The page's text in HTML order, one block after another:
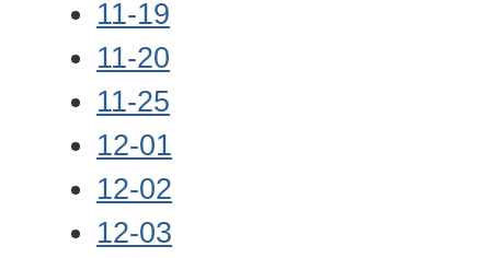
11-19
11-20
11-25
12-01
12-02
12-03